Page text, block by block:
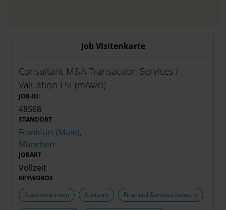
Job Visitenkarte
Consultant M&A Transaction Services /
Valuation FSI (m/w/d)
JOB-ID:
48568
STANDORT
Frankfurt (Main),
München
JOBART
Vollzeit
KEYWORDS
Absolvent:innen
Advisory Financial Services Industry